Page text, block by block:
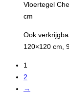
Vloertegel
cm
Ook
120×120 cm,
1
2
→